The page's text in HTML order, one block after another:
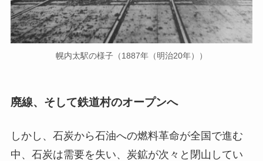
幌内太駅の様子（1887年（明治20年））
廃線、そして鉄道村のオープンへ
しかし、石炭から石油への燃料革命が全国で進む
中、石炭は需要を失い、炭鉱が次々と閉山してい